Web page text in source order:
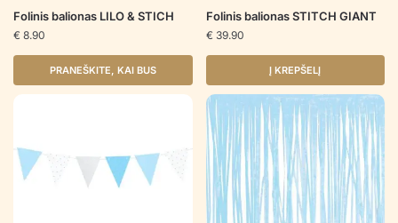
Folinis balionas LILO & STICH
€ 8.90
PRANEŠKITE, KAI BUS
Folinis balionas STITCH GIANT
€ 39.90
Į KREPŠELĮ